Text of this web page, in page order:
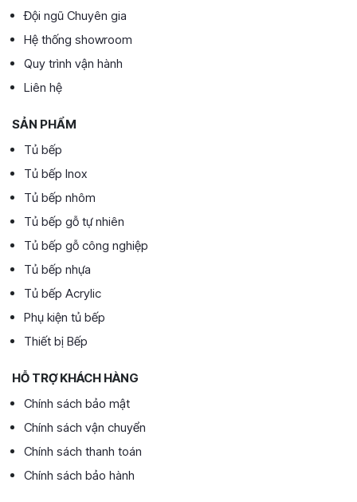
Đội ngũ Chuyên gia
Hệ thống showroom
Quy trình vận hành
Liên hệ
SẢN PHẨM
Tủ bếp
Tủ bếp Inox
Tủ bếp nhôm
Tủ bếp gỗ tự nhiên
Tủ bếp gỗ công nghiệp
Tủ bếp nhựa
Tủ bếp Acrylic
Phụ kiện tủ bếp
Thiết bị Bếp
HỖ TRỢ KHÁCH HÀNG
Chính sách bảo mật
Chính sách vận chuyển
Chính sách thanh toán
Chính sách bảo hành